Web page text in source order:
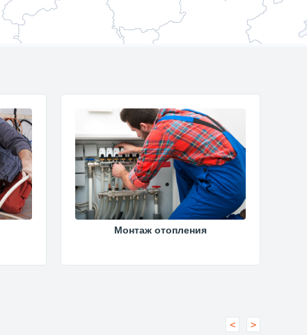
Монтаж отопления
< >